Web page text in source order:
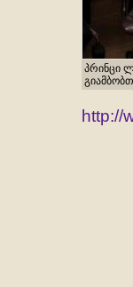
პრინცი
http://